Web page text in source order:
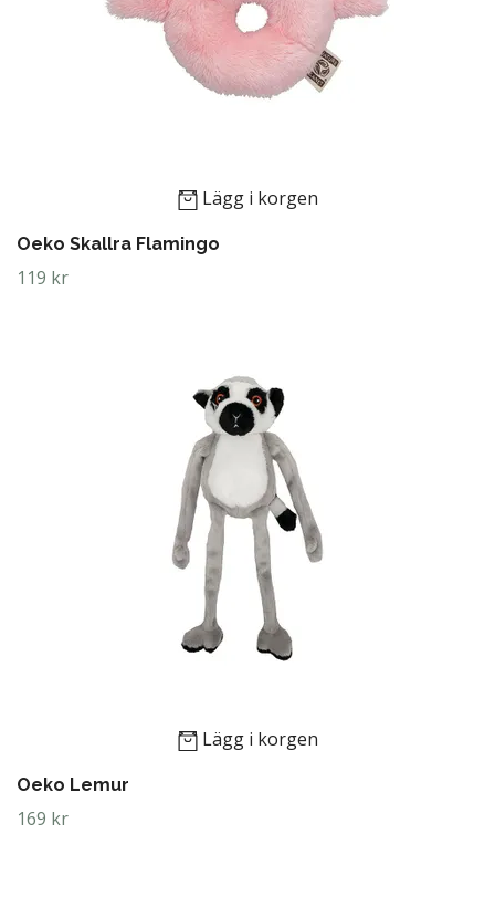
Lägg i korgen
Oeko Skallra Flamingo
119 kr
Lägg i korgen
Oeko Lemur
169 kr